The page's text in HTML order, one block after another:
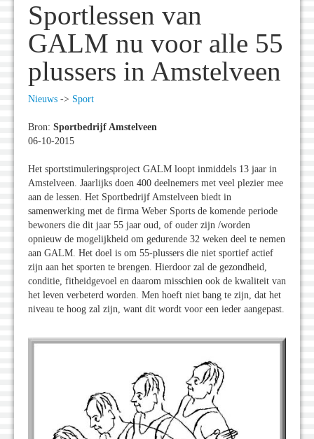
Sportlessen van
GALM nu voor alle 55
plussers in Amstelveen
Nieuws -> Sport
Bron: Sportbedrijf Amstelveen
06-10-2015
Het sportstimuleringsproject GALM loopt inmiddels 13 jaar in
Amstelveen. Jaarlijks doen 400 deelnemers met veel plezier mee
aan de lessen. Het Sportbedrijf Amstelveen biedt in
samenwerking met de firma Weber Sports de komende periode
bewoners die dit jaar 55 jaar oud, of ouder zijn /worden
opnieuw de mogelijkheid om gedurende 32 weken deel te nemen
aan GALM. Het doel is om 55-plussers die niet sportief actief
zijn aan het sporten te brengen. Hierdoor zal de gezondheid,
conditie, fitheidgevoel en daarom misschien ook de kwaliteit van
het leven verbeterd worden. Men hoeft niet bang te zijn, dat het
niveau te hoog zal zijn, want dit wordt voor een ieder aangepast.